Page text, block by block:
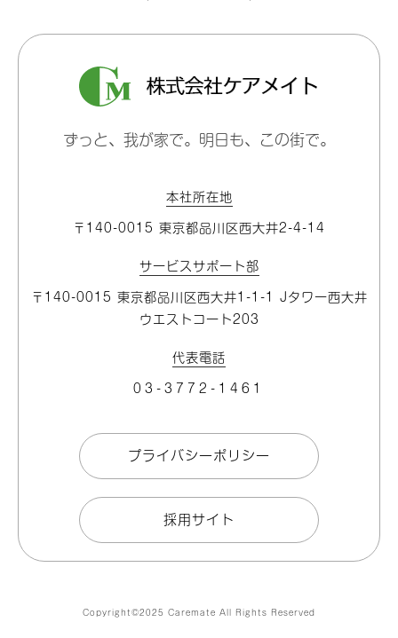
ずっと、我が家で。明日も、この街で。
本社所在地
〒140-0015 東京都品川区⻄大井2-4-14
サービスサポート部
〒140-0015 東京都品川区⻄大井1-1-1 Jタワー⻄大井
ウエストコート203
代表電話
03-3772-1461
プライバシーポリシー
採用サイト
Copyright©2025 Caremate All Rights Reserved